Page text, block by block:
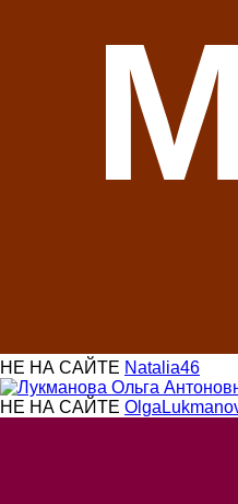
НЕ НА САЙТЕ Natalia46
НЕ НА САЙТЕ